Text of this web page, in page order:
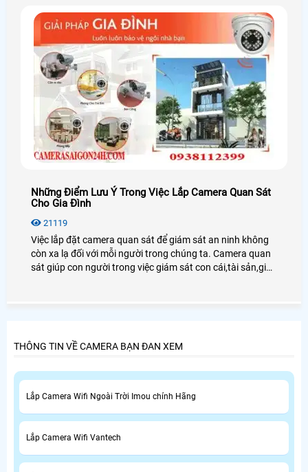
Những Điểm Lưu Ý Trong Việc Lắp Camera Quan Sát
Cho Gia Đình
21119
Việc lắp đặt camera quan sát để giám sát an ninh không
còn xa lạ đối với mỗi người trong chúng ta. Camera quan
sát giúp con người trong việc giám sát con cái,tài sản,giúp
THÔNG TIN VỀ CAMERA BẠN ĐAN XEM
Lắp Camera Wifi Ngoài Trời Imou chính Hãng
Lắp Camera Wifi Vantech